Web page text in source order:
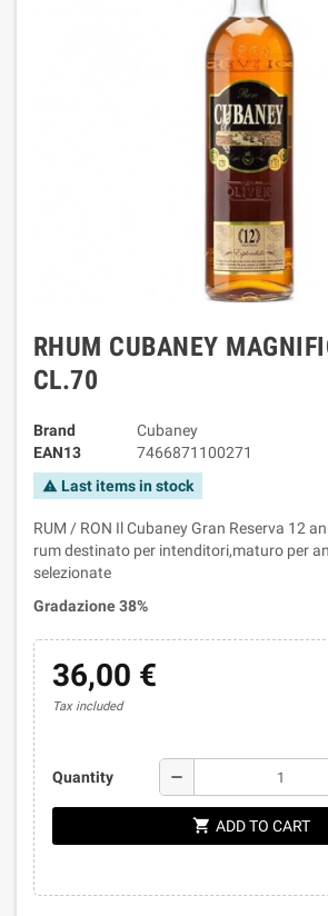
RHUM CUBANEY
CL.70
Brand
Cubaney
EAN13
7466871100271
warning Last items in stock
RUM / RON Il Cubaney Gran Reserva 12
rum destinato per intenditori,maturo per
selezionate
Gradazione 38%
36,00 €
Tax included
Quantity remove
shopping_cart ADD TO CART